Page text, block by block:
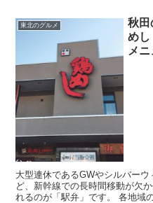
東北のグルメ
秋田
めし
メニ
大型連休であるGWやシルバー
ど、新幹線での長時間移動が欠かせませんよ
れるのが「駅弁」です。 各地域の名物を使用した美味しそうな駅弁